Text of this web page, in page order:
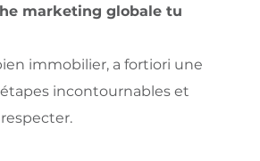
marketing globale tu
immobilier, a fortiori une
étapes incontournables et